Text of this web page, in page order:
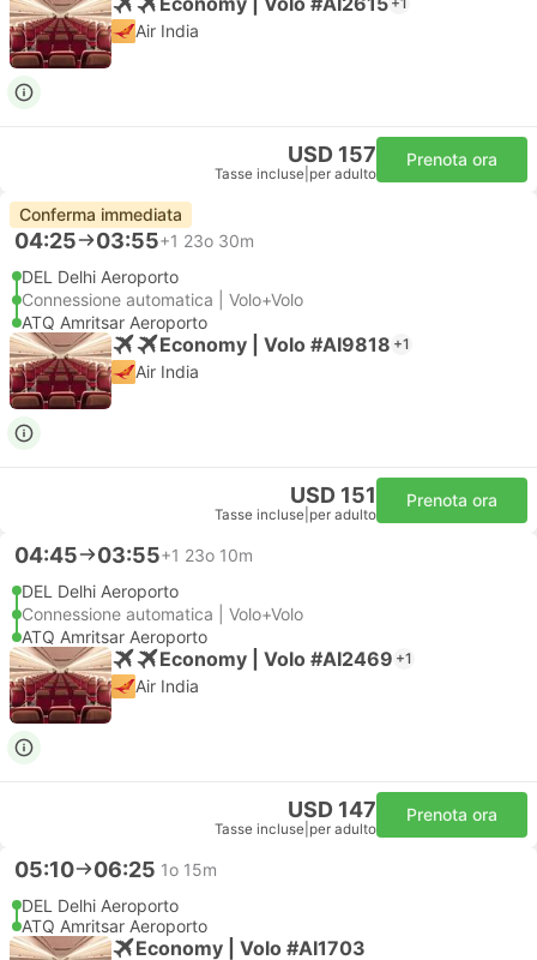
Air India
USD 157
Tasse incluse per adulto
Prenota ora
Conferma immediata
04:25 03:55+1 23o 30m
DEL Delhi Aeroporto
Connessione automatica | Volo+Volo
ATQ Amritsar Aeroporto
Economy | Volo #AI9818 +1
Air India
USD 151
Tasse incluse per adulto
Prenota ora
04:45 03:55+1 23o 10m
DEL Delhi Aeroporto
Connessione automatica | Volo+Volo
ATQ Amritsar Aeroporto
Economy | Volo #AI2469 +1
Air India
USD 147
Tasse incluse per adulto
Prenota ora
05:10 06:25 1o 15m
DEL Delhi Aeroporto
ATQ Amritsar Aeroporto
Economy | Volo #AI1703